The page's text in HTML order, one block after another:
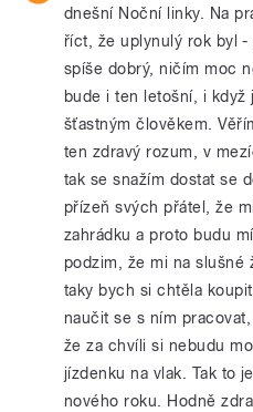
dnešní Noční linky. Na
říct, že uplynulý rok byl -
spíše dobrý, ničím moc
bude i ten letošní, i když
šťastným člověkem.
ten zdravý rozum, v
tak se snažím dostat se
přízeň svých přátel, že
zahrádku a proto budu
podzim, že mi na slušné
taky bych si chtěla
naučit se s ním
že za chvíli si nebudu
jízdenku na vlak. Tak to
nového roku. Hodně